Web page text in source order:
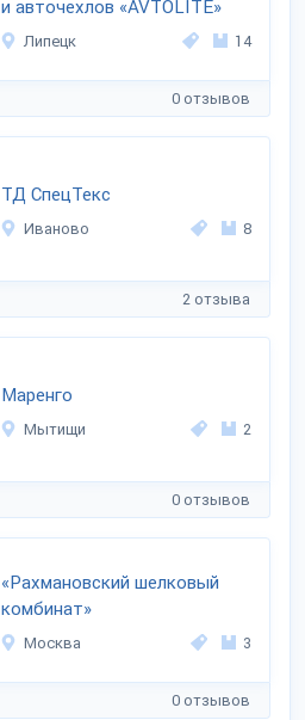
и авточехлов «AVTOLITE»
Липецк 14
0 отзывов
ТД СпецТекс
Иваново 8
2 отзыва
Маренго
Мытищи 2
0 отзывов
«Рахмановский шелковый
комбинат»
Москва 3
0 отзывов